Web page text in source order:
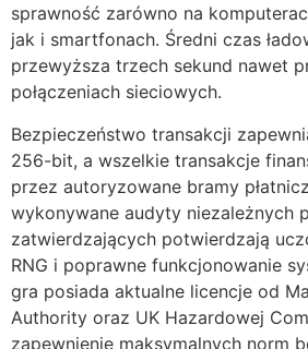
sprawność zarówno na
jak i smartfonach. Średni czas
przewyższa trzech sekund nawet
połączeniach sieciowych.
Bezpieczeństwo transakcji
256-bit, a wszelkie transakcje
przez autoryzowane bramy
wykonywane audyty niezależnych
zatwierdzających potwierdzają
RNG i poprawne funkcjonowanie
gra posiada aktualne licencje od
Authority oraz UK Hazardowej
zapewnienie maksymalnych norm